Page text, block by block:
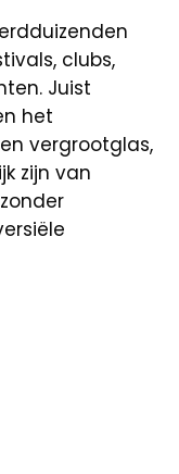
clubs,
Juist
het
vergrootglas,
zijn van